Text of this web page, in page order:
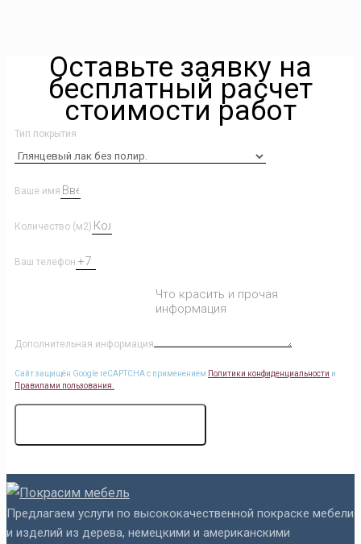
Оставьте заявку на
бесплатный расчет
стоимости работ
Тип покрытия
Ваше имя
Количество (м2)
Ваш телефон
Дополнительная информация
Сайт защищён Google reCAPTCHA с применением Политики конфиденциальности и
Правилами пользования.
Предлагаем услуги по высококачественной покраске мебели
и изделий из дерева, немецкими и американскими